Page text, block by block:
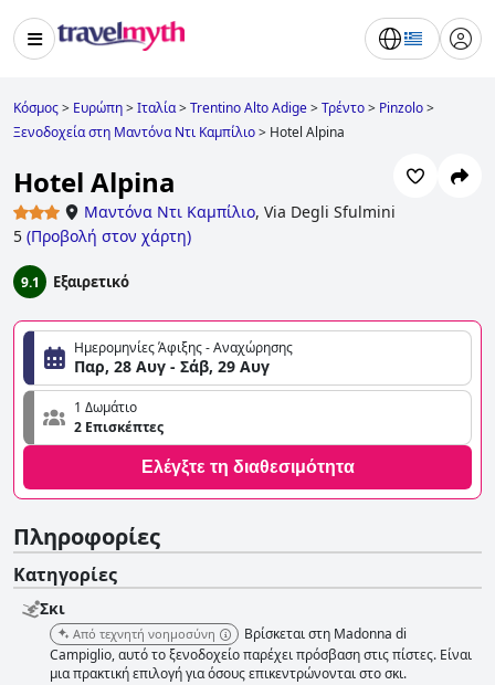
Κόσμος> Ευρώπη>Ιταλία>Trentino Alto Adige>Τρέντο> Pinzolo>
Ξενοδοχεία στη Μαντόνα Ντι Καμπίλιο> Hotel Alpina
Hotel Alpina
Μαντόνα Ντι Καμπίλιο, Via Degli Sfulmini
5 (Προβολή στον χάρτη)
9.1 Εξαιρετικό
Ημερομηνίες Άφιξης - Αναχώρησης
Παρ, 28 Αυγ - Σάβ, 29 Αυγ
1 Δωμάτιο
2 Επισκέπτες
Ελέγξτε τη διαθεσιμότητα
Πληροφορίες
Κατηγορίες
Σκι
Από τεχνητή νοημοσύνη
Βρίσκεται στη Madonna di
Campiglio, αυτό το ξενοδοχείο παρέχει πρόσβαση στις πίστες. Είναι
μια πρακτική επιλογή για όσους επικεντρώνονται στο σκι.